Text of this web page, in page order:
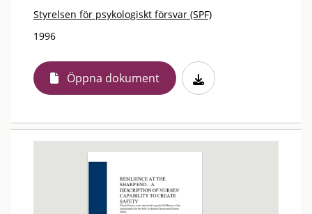
Styrelsen för psykologiskt försvar (SPF)
1996
Öppna dokument